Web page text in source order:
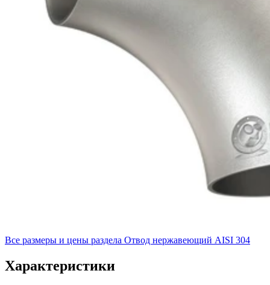
Все размеры и цены раздела Отвод нержавеющий AISI 304
Характеристики